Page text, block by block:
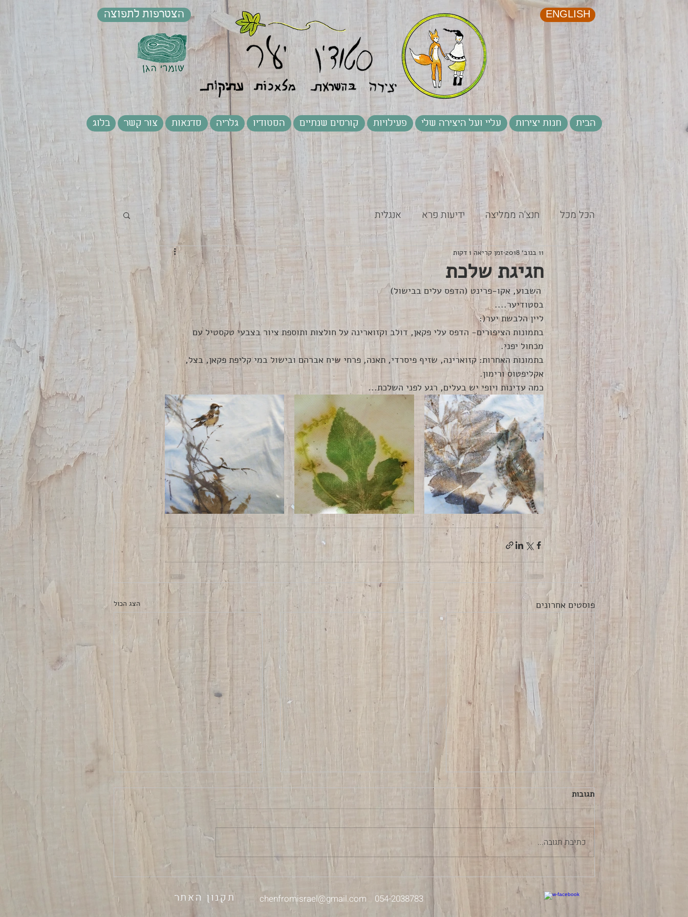
הצטרפות לתפוצה ENGLISH
הבית חנות יצירות עליי ועל היצירה שלי פעילויות קורסים שנתיים הסטודיו גלריה סדנאות צור קשר בלוג
הכל מכל חנצ'ה ממליצה ידיעות פרא אנגלית
חגיגת שלכת
11 בנוב׳ 2018 זמן קריאה 1 דקות
בסטודיער....
ליין הלבשת יער(:
בתמונות הציפורים- הדפס עלי פקאן, דולב וקזוארינה על חולצות ותוספת ציור בצבעי טקסטיל עם
מכחול יפני.
בתמונות האחרות: קזוארינה, שזיף פיסרדי, תאנה, פרחי שיח אברהם ובישול במי קליפת פקאן, בצל,
אקליפטוס ורימון.
כמה עדינות ויופי יש בעלים, רגע לפני השלכת...
פוסטים אחרונים הצג הכול
ארץ יוצרות הפרא- ההרשמה
המוקדמת!
ספינת-אם
תגובות
כתיבת תגובה...
תקנון האתר 054-2038783
chenfromisrael@gmail.com